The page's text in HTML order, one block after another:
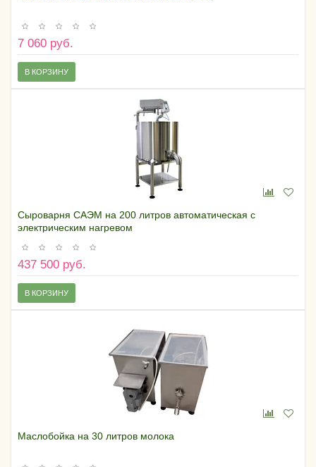
7 060 руб.
В КОРЗИНУ
Сыроварня САЭМ на 200 литров автоматическая с
электрическим нагревом
437 500 руб.
В КОРЗИНУ
Маслобойка на 30 литров молока